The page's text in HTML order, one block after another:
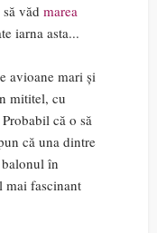
văd marea
iarna asta...
avioane mari și
mititel, cu
că o să
că una dintre
în
mai fascinant